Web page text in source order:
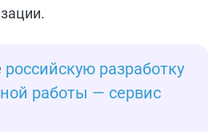
российскую разработку
работы — сервис